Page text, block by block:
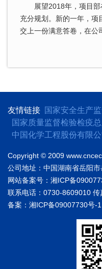
展望2018年，项目部
充分规划。新的一年，项
交上一份满意答卷，在公
友情链接
国家安全生产
国家质量监督检验检疫
中国化学工程股份有限公
Copyright © 2009
公司地址：中国湖南省岳阳
网站备案号：湘ICP备
联系电话：0730-8609010 传
备案：湘ICP备09007730号-1